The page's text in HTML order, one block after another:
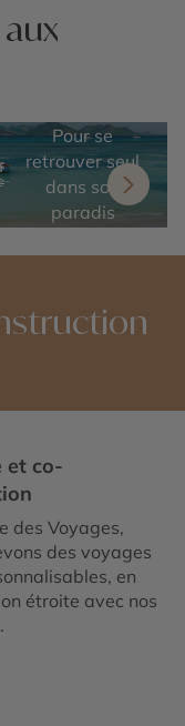
Pour se
retrouver seul
dans son
paradis
et co-
des Voyages,
des voyages
en
étroite avec nos